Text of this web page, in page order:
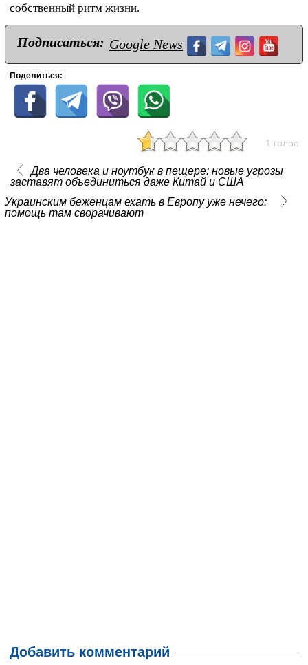
собственный ритм жизни.
Подписаться: Google News
Поделиться:
1 голос
Два человека и ноутбук в пещере: новые угрозы
заставят объединиться даже Китай и США
Украинским беженцам ехать в Европу уже нечего:
помощь там сворачивают
Добавить комментарий